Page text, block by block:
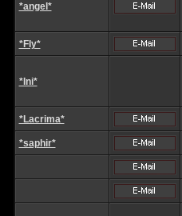
*angel*
*Fly*
*Ini*
*Lacrima*
*saphir*